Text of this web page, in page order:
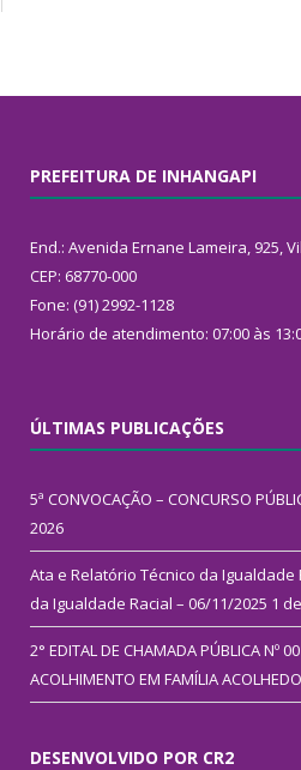
PREFEITURA DE INHANGAPI
End.: Avenida Ernane Lameira, 925,
CEP: 68770-000
Fone: (91) 2992-1128
Horário de atendimento: 07:00 às
ÚLTIMAS PUBLICAÇÕES
5ª CONVOCAÇÃO – CONCURSO
2026
Ata e Relatório Técnico da
da Igualdade Racial – 06/11/2025 1
2° EDITAL DE CHAMADA PÚBLICA Nº
ACOLHIMENTO EM FAMÍLIA
DESENVOLVIDO POR CR2